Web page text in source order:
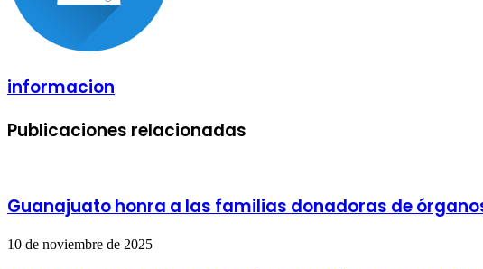
informacion
Publicaciones relacionadas
Guanajuato honra a las familias donadoras de
10 de noviembre de 2025